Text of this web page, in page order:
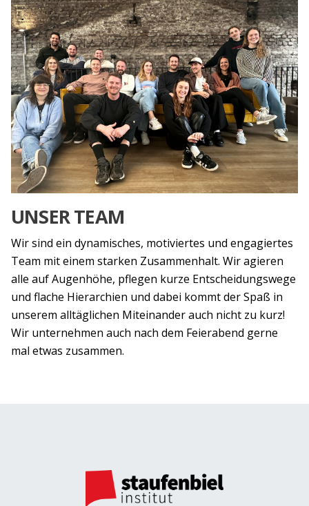
UNSER TEAM
Wir sind ein dynamisches, motiviertes und engagiertes
Team mit einem starken Zusammenhalt. Wir agieren
alle auf Augenhöhe, pflegen kurze Entscheidungswege
und flache Hierarchien und dabei kommt der Spaß in
unserem alltäglichen Miteinander auch nicht zu kurz!
Wir unternehmen auch nach dem Feierabend gerne
mal etwas zusammen.